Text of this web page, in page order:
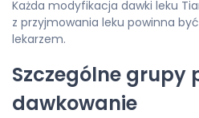
Każda modyfikacja dawki leku
z przyjmowania leku powinna
lekarzem.
Szczególne grupy
dawkowanie